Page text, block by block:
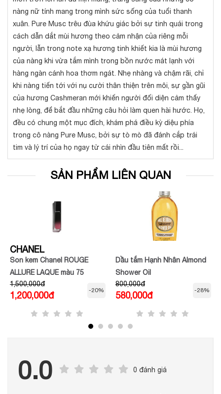
nàng nữ tính mang trong mình sức sống của tuổi thanh
xuân. Pure Musc trêu đùa khứu giác bởi sự tinh quái trong
cách dẫn dắt mùi hương theo cảm nhận của riêng mỗi
người, lẫn trong note xạ hương tinh khiết kia là mùi hương
của nàng khi vừa tắm mình trong bồn nước mát lạnh với
hàng ngàn cánh hoa thơm ngát. Nhẹ nhàng và chậm rãi, chỉ
khi nàng tiến tới với nụ cười thân thiện trên môi, sự gần gũi
của hương Cashmeran mới khiến người đối diện cảm thấy
nhẹ lòng, để bắt đầu những câu hỏi làm quen hài hước. Họ,
đều có chung một mục đích, khám phá điều kỳ diệu phía
trong cô nàng Pure Musc, bởi sự tò mò đã đánh cắp trái
tim và lý trí của họ ngay từ cái nhìn đầu tiên mất rồi...
SẢN PHẨM LIÊN QUAN
CHANEL
Son kem Chanel ROUGE
ALLURE LAQUE màu 75
FIDÉLITÉ
1,500,000đ
1,200,000đ
-20%
Dầu tắm Hạnh Nhân Almond
Shower Oil
800,000đ
580,000đ
-28%
0.0 0 đánh giá